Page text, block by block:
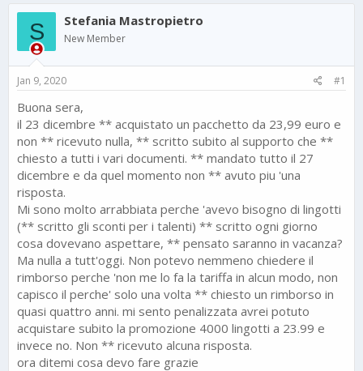
r
d
s
t
a
r
t
e
r
a
r
a
e
S Stefania Mastropietro
New Member
Jan 9, 2020 #1
Buona sera,
il 23 dicembre ** acquistato un pacchetto da 23,99 euro e
non ** ricevuto nulla, ** scritto subito al supporto che **
chiesto a tutti i vari documenti. ** mandato tutto il 27
dicembre e da quel momento non ** avuto piu 'una
risposta.
Mi sono molto arrabbiata perche 'avevo bisogno di lingotti
(** scritto gli sconti per i talenti) ** scritto ogni giorno
cosa dovevano aspettare, ** pensato saranno in vacanza?
Ma nulla a tutt'oggi. Non potevo nemmeno chiedere il
rimborso perche 'non me lo fa la tariffa in alcun modo, non
capisco il perche' solo una volta ** chiesto un rimborso in
quasi quattro anni. mi sento penalizzata avrei potuto
acquistare subito la promozione 4000 lingotti a 23.99 e
invece no. Non ** ricevuto alcuna risposta.
ora ditemi cosa devo fare grazie